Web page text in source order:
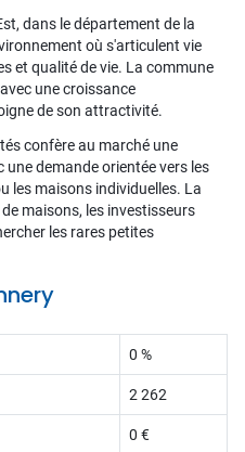
dans le département de la
où s'articulent vie
et qualité de vie. La commune
une croissance
de son attractivité.
confère au marché une
demande orientée vers les
les maisons individuelles. La
maisons, les investisseurs
les rares petites
0 %
2 262
0 €